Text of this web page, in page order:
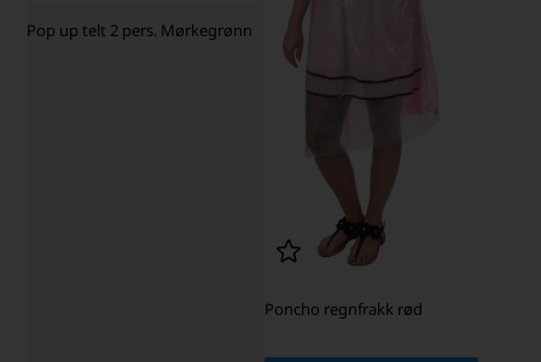
Pop up telt 2 pers. Mørkegrønn
Poncho regnfrakk rød